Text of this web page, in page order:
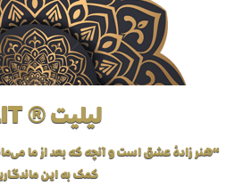
لیلیت ® LILIT
“هنر زادهٔ عشق است و آنچه که بعد از ما
کمک به این